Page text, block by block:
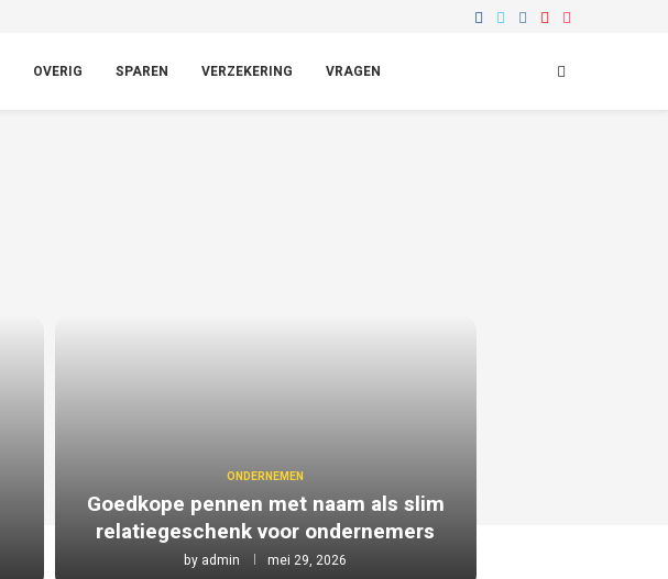
OVERIG SPAREN VERZEKERING VRAGEN
ONDERNEMEN
Goedkope pennen met naam als slim
relatiegeschenk voor ondernemers
by admin mei 29, 2026